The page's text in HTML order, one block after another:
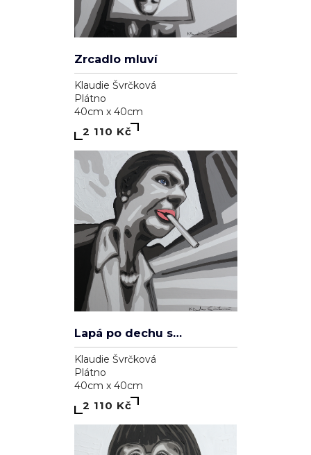
Zrcadlo mluví
Klaudie Švrčková
Plátno
40cm x 40cm
2 110 Kč
Lapá po dechu skrz zničené plíce
Klaudie Švrčková
Plátno
40cm x 40cm
2 110 Kč